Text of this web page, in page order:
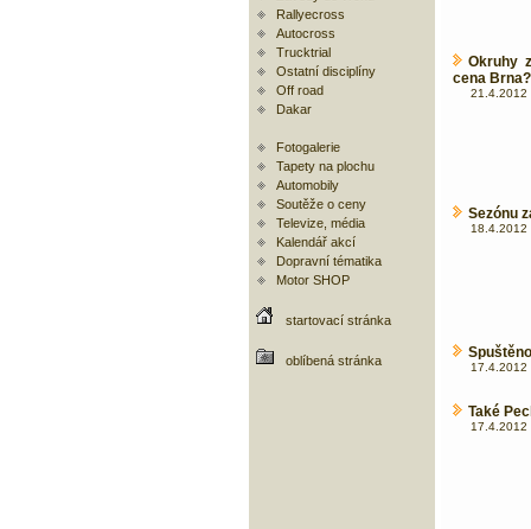
Rallyecross
Autocross
Trucktrial
Ostatní disciplíny
Off road
Dakar
Fotogalerie
Tapety na plochu
Automobily
Soutěže o ceny
Televize, média
Kalendář akcí
Dopravní tématika
Motor SHOP
startovací stránka
oblíbená stránka
Okruhy
cena Brna?
21.4.2012
Sezónu
18.4.2012
17.4.2012
Také
17.4.2012